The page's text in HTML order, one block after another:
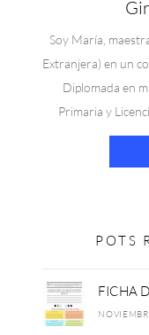
Soy María,
Extranjera) en un
Diplomada en
Primaria y
POTS
FICHA